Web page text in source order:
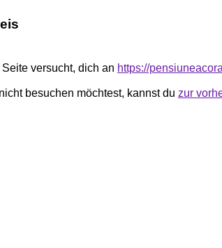
versucht, dich an https://
besuchen möchtest, kannst du zur